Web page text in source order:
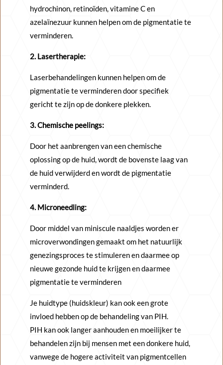
hydrochinon, retinoïden, vitamine C en
azelaïnezuur kunnen helpen om de pigmentatie te
verminderen.
2. Lasertherapie:
Laserbehandelingen kunnen helpen om de
pigmentatie te verminderen door specifiek
gericht te zijn op de donkere plekken.
3. Chemische peelings:
Door het aanbrengen van een chemische
oplossing op de huid, wordt de bovenste laag van
de huid verwijderd en wordt de pigmentatie
verminderd.
4. Microneedling:
Door middel van miniscule naaldjes worden er
microverwondingen gemaakt om het natuurlijk
genezingsproces te stimuleren en daarmee op
nieuwe gezonde huid te krijgen en daarmee
pigmentatie te verminderen
Je huidtype (huidskleur) kan ook een grote
invloed hebben op de behandeling van PIH.
PIH kan ook langer aanhouden en moeilijker te
behandelen zijn bij mensen met een donkere huid,
vanwege de hogere activiteit van pigmentcellen